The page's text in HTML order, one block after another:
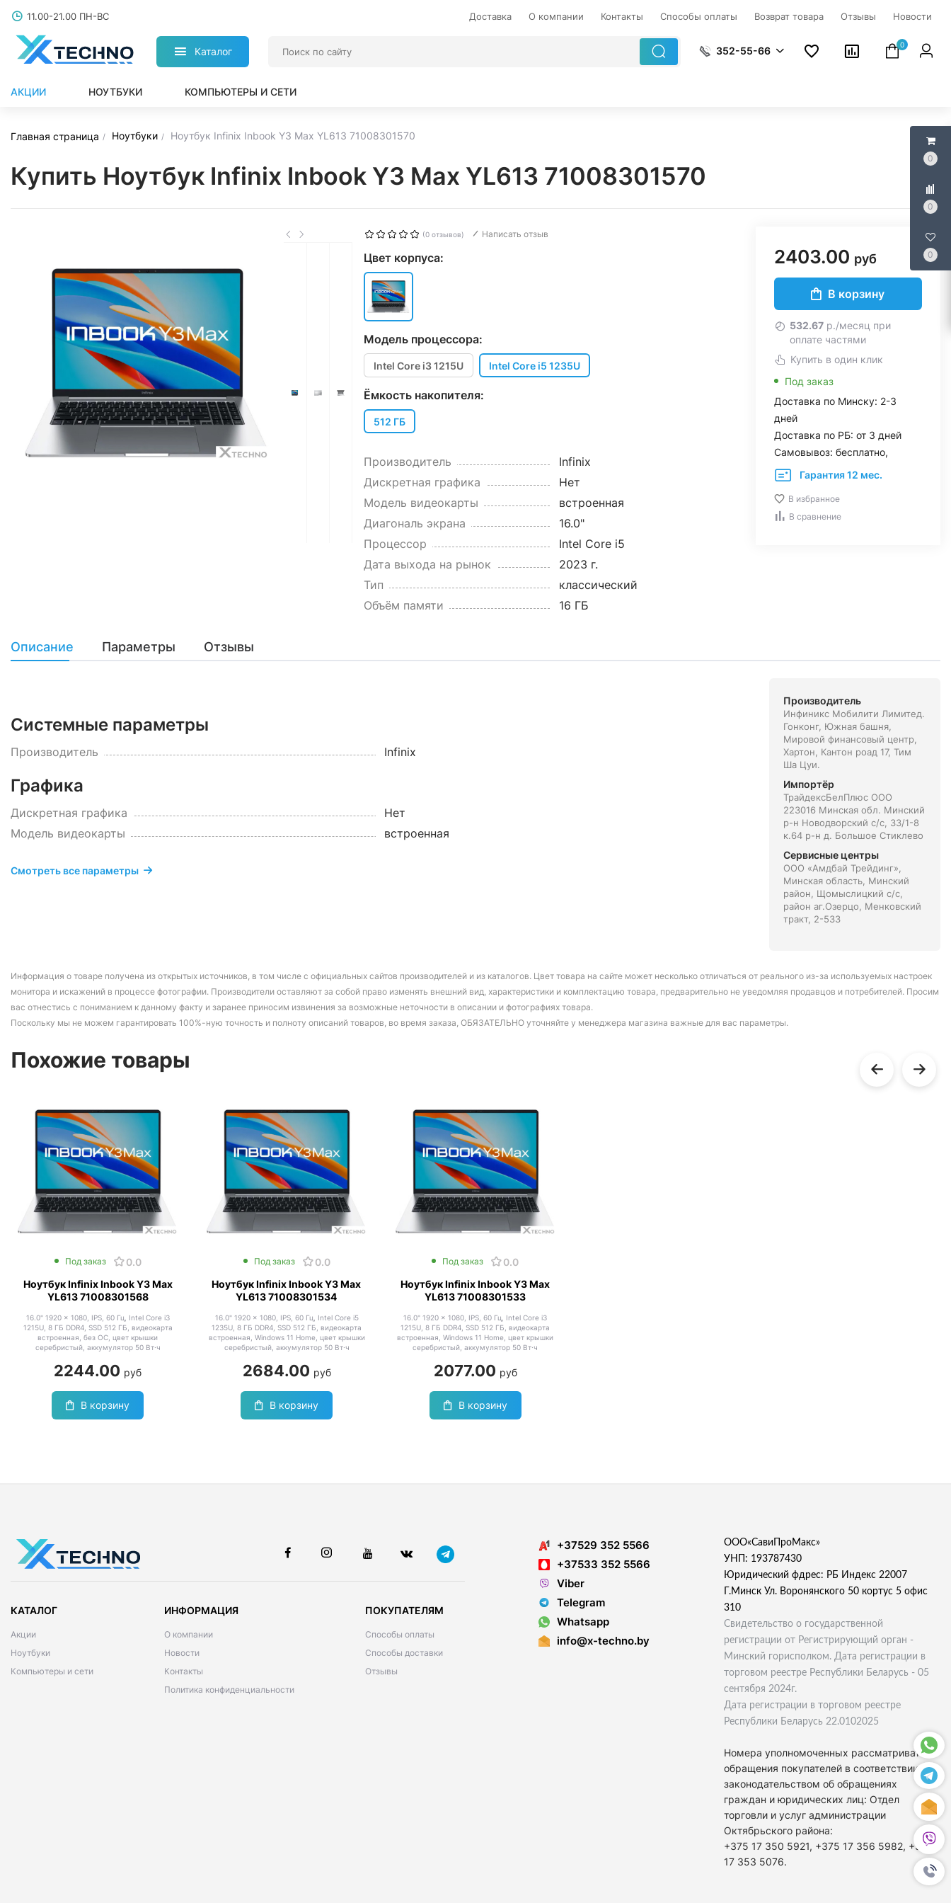
0
0
0
11.00-21.00 ПН-ВС Доставка О компании Контакты Способы оплаты Возврат товара Отзывы Новости
Каталог 352-55-66
0
АКЦИИ НОУТБУКИ КОМПЬЮТЕРЫ И СЕТИ
Главная страница Ноутбуки Ноутбук Infinix Inbook Y3 Max YL613 71008301570
Купить Ноутбук Infinix Inbook Y3 Max YL613 71008301570
(0 отзывов) Написать отзыв
Цвет корпуса:
Модель процессора:
Intel Core i3 1215U Intel Core i5 1235U
Ёмкость накопителя:
512 ГБ
Производитель
Infinix
Дискретная графика
Нет
Модель видеокарты
встроенная
Диагональ экрана
16.0"
Процессор
Intel Core i5
Дата выхода на рынок
2023 г.
Тип
классический
Объём памяти
16 ГБ
2403.00 руб
В корзину
532.67р./месяц при
оплате частями
Купить в один клик
Под заказ
Доставка по Минску: 2-3
дней
Доставка по РБ: от 3 дней
Самовывоз: бесплатно,
Гарантия 12 мес.
В избранное
В сравнение
Описание Параметры Отзывы
Системные параметры
Производитель Infinix
Графика
Дискретная графика
Нет
Модель видеокарты
встроенная
Смотреть все параметры
Производитель
Инфиникс Мобилити Лимитед.
Гонконг, Южная башня,
Мировой финансовый центр,
Хартон, Кантон роад 17, Тим
Ша Цуи.
Импортёр
ТрайдексБелПлюс ООО
223016 Минская обл. Минский
р-н Новодворский с/с, 33/1-8
к.64 р-н д. Большое Стиклево
Сервисные центры
ООО «Амдбай Трейдинг»,
Минская область, Минский
район, Щомыслицкий с/с,
район аг.Озерцо, Менковский
тракт, 2-533
Информация о товаре получена из открытых источников, в том числе с официальных сайтов производителей и из каталогов. Цвет товара на сайте может несколько отличаться от реального из-за используемых настроек
монитора и искажений в процессе фотографии. Производители оставляют за собой право изменять внешний вид, характеристики и комплектацию товара, предварительно не уведомляя продавцов и потребителей. Просим
вас отнестись с пониманием к данному факту и заранее приносим извинения за возможные неточности в описании и фотографиях товара.
Поскольку мы не можем гарантировать 100%-ную точность и полноту описаний товаров, во время заказа, ОБЯЗАТЕЛЬНО уточняйте у менеджера магазина важные для вас параметры.
Похожие товары
Под заказ
0.0
Ноутбук Infinix Inbook Y3 Max
YL613 71008301568
16.0" 1920 x 1080, IPS, 60 Гц, Intel Core i3
1215U, 8 ГБ DDR4, SSD 512 ГБ, видеокарта
встроенная, без ОС, цвет крышки
серебристый, аккумулятор 50 Вт·ч
2244.00 руб
В корзину
Под заказ
0.0
Ноутбук Infinix Inbook Y3 Max
YL613 71008301534
16.0" 1920 x 1080, IPS, 60 Гц, Intel Core i5
1235U, 8 ГБ DDR4, SSD 512 ГБ, видеокарта
встроенная, Windows 11 Home, цвет крышки
серебристый, аккумулятор 50 Вт·ч
2684.00 руб
В корзину
Под заказ
0.0
Ноутбук Infinix Inbook Y3 Max
YL613 71008301533
16.0" 1920 x 1080, IPS, 60 Гц, Intel Core i3
1215U, 8 ГБ DDR4, SSD 512 ГБ, видеокарта
встроенная, Windows 11 Home, цвет крышки
серебристый, аккумулятор 50 Вт·ч
2077.00 руб
В корзину
КАТАЛОГ
Акции
Ноутбуки
Компьютеры и сети
ИНФОРМАЦИЯ
О компании
Новости
Контакты
Политика конфиденциальности
ПОКУПАТЕЛЯМ
Способы оплаты
Способы доставки
Отзывы
+37529 352 5566
+37533 352 5566
Viber
Telegram
Whatsapp
info@x-techno.by
ООО«СавиПроМакс»
УНП: 193787430
Юридический фдрес: РБ Индекс 22007
Г.Минск Ул. Воронянского 50 кортус 5 офис
310
Свидетельство о государственной
регистрации от Регистрирующий орган -
Минский горисполком. Дата регистрации в
торговом реестре Республики Беларусь - 05
сентября 2024г.
Дата регистрации в торговом реестре
Республики Беларусь 22.0102025
Номера уполномоченных рассматривать
обращения покупателей в соответствии с
законодательством об обращениях
граждан и юридических лиц: Отдел
торговли и услуг администрации
Октябрьского района:
+375 17 350 5921, +375 17 356 5982, +375
17 353 5076.